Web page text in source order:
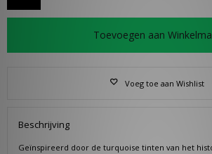
Toevoegen aan
Voeg toe aan Wishlist
Beschrijving
Geïnspireerd door de turquoise tinten van het